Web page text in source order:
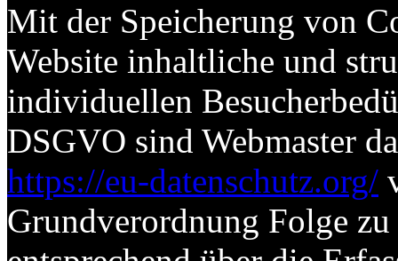
Mit der Speicherung von
Website inhaltliche und
individuellen
DSGVO sind Webmaster
https://eu-datenschutz.org/
Grundverordnung Folge